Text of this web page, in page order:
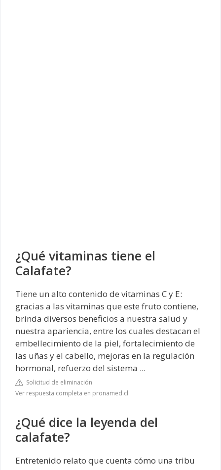
¿Qué vitaminas tiene el
Calafate?
Tiene un alto contenido de vitaminas C y E:
gracias a las vitaminas que este fruto contiene,
brinda diversos beneficios a nuestra salud y
nuestra apariencia, entre los cuales destacan el
embellecimiento de la piel, fortalecimiento de
las uñas y el cabello, mejoras en la regulación
hormonal, refuerzo del sistema ...
Solicitud de eliminación
Ver respuesta completa en pronamed.cl
¿Qué dice la leyenda del
calafate?
Entretenido relato que cuenta cómo una tribu